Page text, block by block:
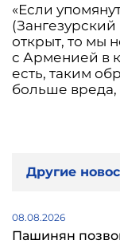
«Если
открыт, то мы
с Арменией в
есть, таким
больше вреда,
Другие
08.08.2026
Пашинян